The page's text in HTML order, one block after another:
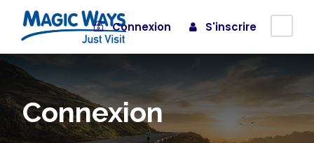
Connexion S'inscrire
Connexion